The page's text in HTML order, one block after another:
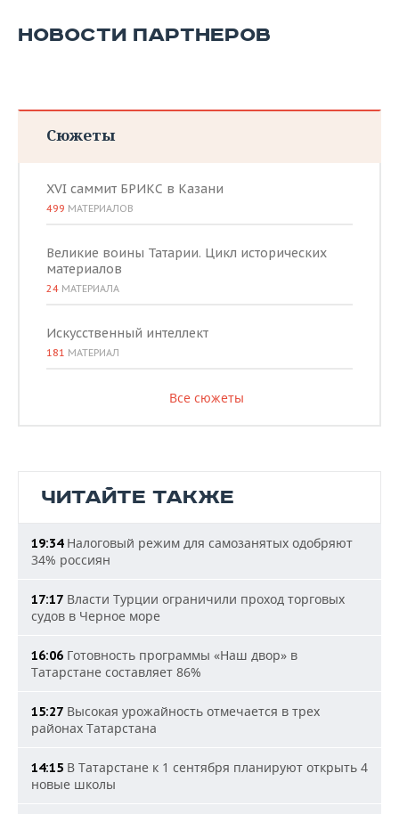
НОВОСТИ ПАРТНЕРОВ
Сюжеты
XVI саммит БРИКС в Казани
499 МАТЕРИАЛОВ
Великие воины Татарии. Цикл исторических
материалов
24 МАТЕРИАЛА
Искусственный интеллект
181 МАТЕРИАЛ
Все сюжеты
ЧИТАЙТЕ ТАКЖЕ
19:34Налоговый режим для самозанятых одобряют
34% россиян
17:17 Власти Турции ограничили проход торговых
судов в Черное море
16:06 Готовность программы «Наш двор» в
Татарстане составляет 86%
15:27 Высокая урожайность отмечается в трех
районах Татарстана
14:15 В Татарстане к 1 сентября планируют открыть 4
новые школы